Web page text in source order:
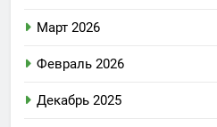
Март 2026
Февраль 2026
Декабрь 2025